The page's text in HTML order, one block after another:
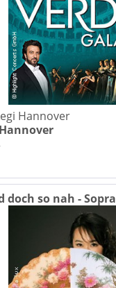
Hannover
Hannover
doch so nah -